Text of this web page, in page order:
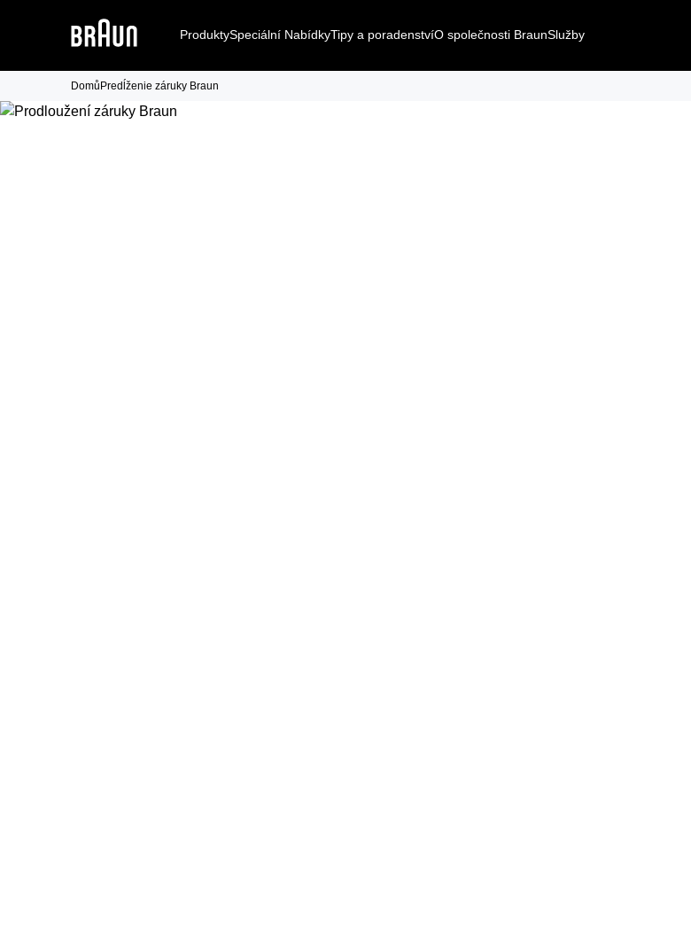
ProduktySpeciální NabídkyTipy a poradenstvíO společnosti BraunSlužby
Domů Predĺženie záruky Braun